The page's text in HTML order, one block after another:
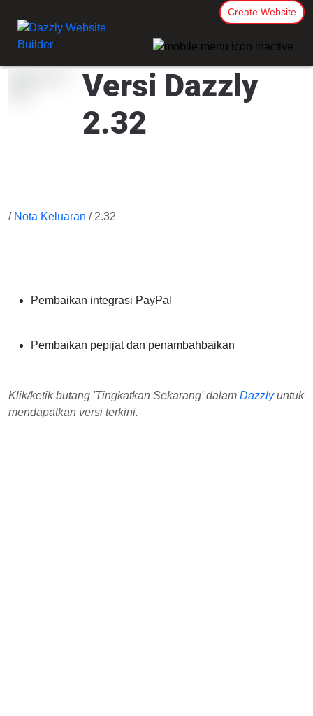
Create Website
Versi Dazzly
2.32
/ Nota Keluaran / 2.32
Pembaikan integrasi PayPal
Pembaikan pepijat dan penambahbaikan
Klik/ketik butang 'Tingkatkan Sekarang' dalam Dazzlyuntuk
mendapatkan versi terkini.